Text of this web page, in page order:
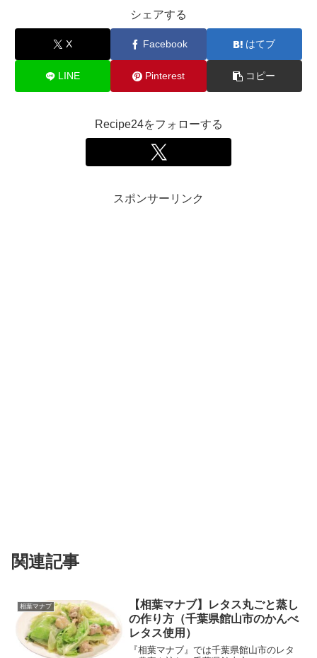
シェアする
X Facebook はてブ
LINE Pinterest コピー
Recipe24をフォローする
スポンサーリンク
関連記事
相葉マナブ
【相葉マナブ】レタス丸ごと蒸し
の作り方（千葉県館山市のかんべ
レタス使用）
『相葉マナブ』では千葉県館山市のレタ